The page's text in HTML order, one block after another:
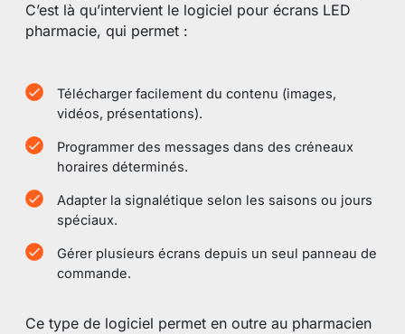
C’est là qu’intervient le logiciel pour écrans LED
pharmacie, qui permet :
Télécharger facilement du contenu (images,
vidéos, présentations).
Programmer des messages dans des créneaux
horaires déterminés.
Adapter la signalétique selon les saisons ou jours
spéciaux.
Gérer plusieurs écrans depuis un seul panneau de
commande.
Ce type de logiciel permet en outre au pharmacien